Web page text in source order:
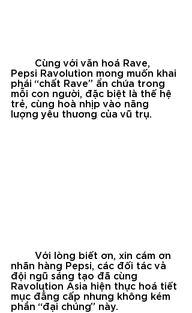
Cùng với văn hoá Rave,
Pepsi Ravolution mong muốn khai
phái “chất Rave” ẩn chứa trong
mỗi con người, đặc biệt là thế hệ
trẻ, cùng hoà nhịp vào năng
lượng yêu thương của vũ trụ.
nhãn hàng Pepsi, các đối tác vả
đội ngũ sáng tạo đã cùng
Ravolution Asia hiện thực hoá tiết
mục đẳng cấp nhưng không kém
phần “đại chúng” này.